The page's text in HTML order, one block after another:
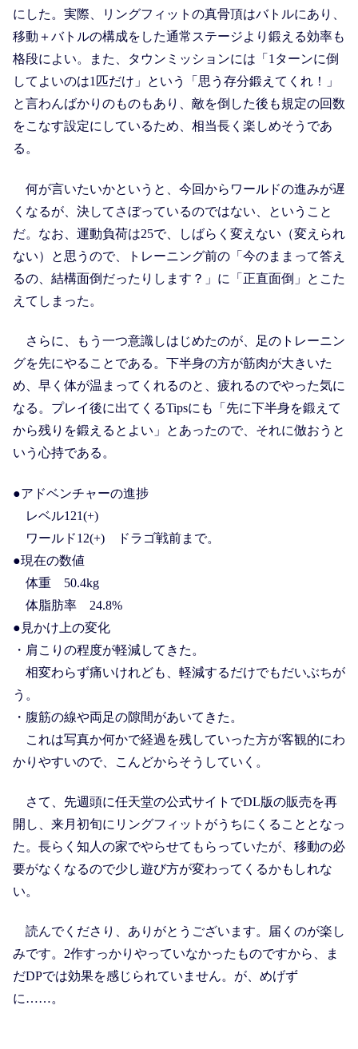
にした。実際、リングフィットの真骨頂はバトルにあり、
移動＋バトルの構成をした通常ステージより鍛える効率も
格段によい。また、タウンミッションには「1ターンに倒
してよいのは1匹だけ」という「思う存分鍛えてくれ！」
と言わんばかりのものもあり、敵を倒した後も規定の回数
をこなす設定にしているため、相当長く楽しめそうであ
る。
何が言いたいかというと、今回からワールドの進みが遅
くなるが、決してさぼっているのではない、ということ
だ。なお、運動負荷は25で、しばらく変えない（変えられ
ない）と思うので、トレーニング前の「今のままって答え
るの、結構面倒だったりします？」に「正直面倒」とこた
えてしまった。
さらに、もう一つ意識しはじめたのが、足のトレーニン
グを先にやることである。下半身の方が筋肉が大きいた
め、早く体が温まってくれるのと、疲れるのでやった気に
なる。プレイ後に出てくるTipsにも「先に下半身を鍛えて
から残りを鍛えるとよい」とあったので、それに倣おうと
いう心持である。
●アドベンチャーの進捗
レベル121(+)
ワールド12(+) ドラゴ戦前まで。
●現在の数値
体重 50.4kg
体脂肪率 24.8%
●見かけ上の変化
・肩こりの程度が軽減してきた。
相変わらず痛いけれども、軽減するだけでもだいぶちが
う。
・腹筋の線や両足の隙間があいてきた。
これは写真か何かで経過を残していった方が客観的にわ
かりやすいので、こんどからそうしていく。
さて、先週頭に任天堂の公式サイトでDL版の販売を再
開し、来月初旬にリングフィットがうちにくることとなっ
た。長らく知人の家でやらせてもらっていたが、移動の必
要がなくなるので少し遊び方が変わってくるかもしれな
い。
読んでくださり、ありがとうございます。届くのが楽し
みです。2作すっかりやっていなかったものですから、ま
だDPでは効果を感じられていません。が、めげず
に……。